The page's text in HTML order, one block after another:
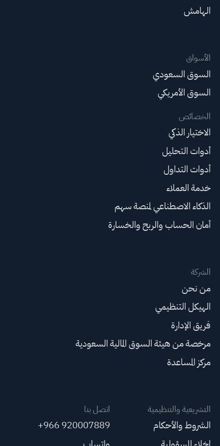
الهامش
الأسواق
السوق السعودي
السوق الأمريكي
الخصائص
الاختيار الذكي
أدوات التحليل
أدوات التداول
خدمة العملاء
الذكاء الاصطناعي لمنصة سهم
أمان الحساب والربح والخسارة
الشركة
من نحن
الهيكل التنظيمي
فريق الإدارة
مرخصة من هيئة السوق المالية السعودية
مركز المساعدة
التشريعية والتنظيمية
الشروط والأحكام
اتصل بنا
+966 920007889